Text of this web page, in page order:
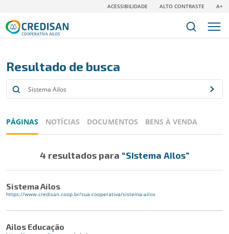
ACESSIBILIDADE ALTO CONTRASTE A+
Resultado de busca
PÁGINAS NOTÍCIAS DOCUMENTOS BENS À VENDA
4 resultados para “Sistema Ailos”
Sistema Ailos
https://www.credisan.coop.br/sua-cooperativa/sistema-ailos
Ailos Educação